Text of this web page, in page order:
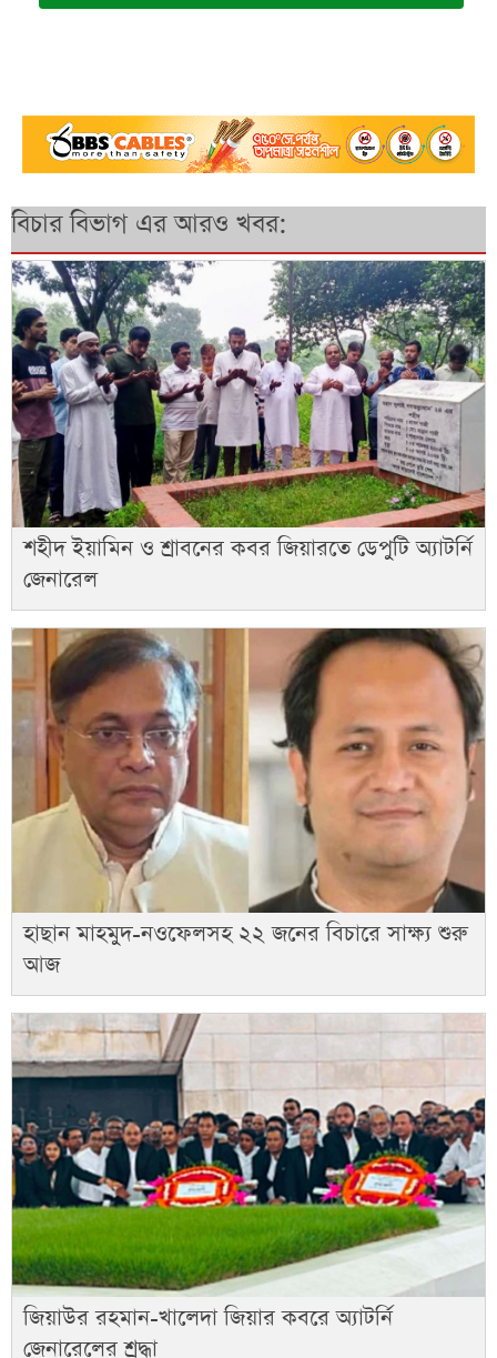
বিচার বিভাগ এর আরও খবর:
শহীদ ইয়ামিন ও শ্রাবনের কবর জিয়ারতে ডেপুটি অ্যাটর্নি
জেনারেল
হাছান মাহমুদ-নওফেলসহ ২২ জনের বিচারে সাক্ষ্য শুরু
আজ
জিয়াউর রহমান-খালেদা জিয়ার কবরে অ্যাটর্নি
জেনারেলের শ্রদ্ধা